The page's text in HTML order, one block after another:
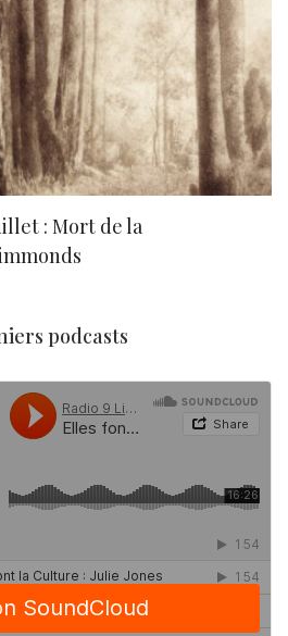
: Mort de la
podcasts